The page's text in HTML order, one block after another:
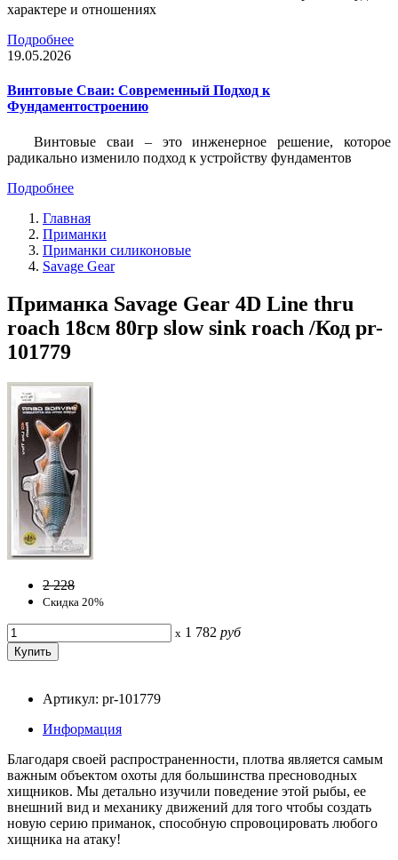
характере и отношениях
Подробнее
19.05.2026
Винтовые Сваи: Современный Подход к
Фундаментостроению
Винтовые сваи – это инженерное решение, которое
радикально изменило подход к устройству фундаментов
Подробнее
Главная
Приманки
Приманки силиконовые
Savage Gear
Приманка Savage Gear 4D Line thru
roach 18см 80гр slow sink roach /Код pr-
101779
2 228
Скидка 20%
x 1 782 руб
Артикул: pr-101779
Информация
Благодаря своей распространенности, плотва является самым
важным объектом охоты для большинства пресноводных
хищников. Мы детально изучили поведение этой рыбы, ее
внешний вид и механику движений для того чтобы создать
новую серию приманок, способную спровоцировать любого
хищника на атаку!